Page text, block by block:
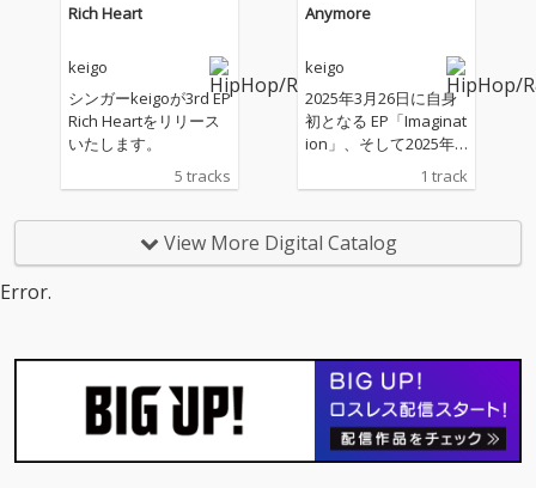
ら夜へと移り変わる沖
イブする時間を描いた
ミッドテンポR&Bナン
バー。グルーヴあふれ
るkeigoのボーカル
のあるローファイビー
ら夜へと移り変わる沖
イブする時間を描いた
ミッドテンポR&Bナン
バー。グルーヴあふれ
るkeigoのボーカル
のあるローファイビー
Rich Heart
keigo
シンガーkeigoが3rd EP
Rich Heartをリリース
いたします。
5 tracks
Anymore
keigo
2025年3月26日に自身
初となる EP「Imaginat
ion」、そして2025年4
月30日2nd EP「Creati
on」のリリースを経て
nymore」を2025年12
月24日にリリースいた
曲「Trust」をシングル
コラボでリリースして
以来、「Decision」、
「For my people」を
共にリリースしてきた
1 track
View More Digital Catalog
Error.